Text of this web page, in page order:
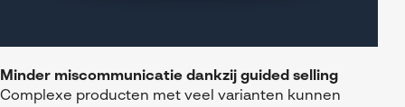
Minder miscommunicatie dankzij guided selling
Complexe producten met veel varianten kunnen